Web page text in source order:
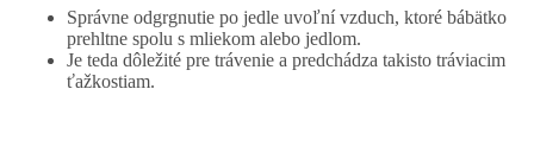
Správne odgrgnutie po jedle uvoľní vzduch, ktoré bábätko
prehltne spolu s mliekom alebo jedlom.
Je teda dôležité pre trávenie a predchádza takisto tráviacim
ťažkostiam.